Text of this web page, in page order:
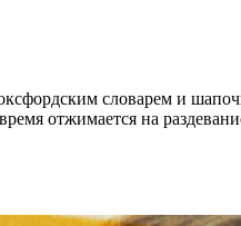
словарем и
отжимается на